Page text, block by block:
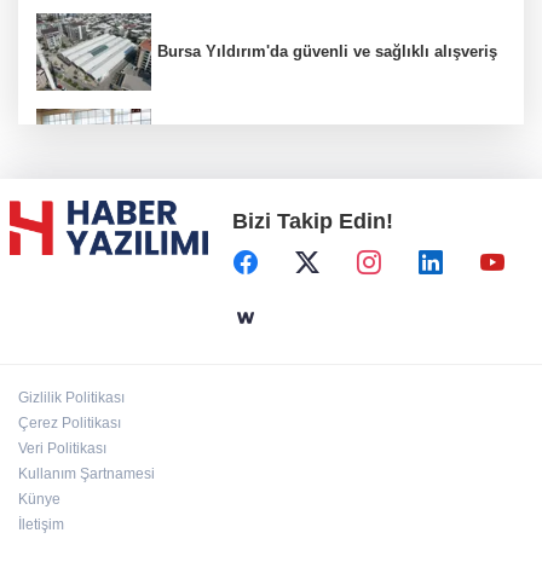
Bursa Yıldırım'da güvenli ve sağlıklı alışveriş
Başkent'in göletlerinde temizlik ve bakım
sürüyor
Bizi Takip Edin!
Gizlilik Politikası
Çerez Politikası
Veri Politikası
Kullanım Şartnamesi
Künye
İletişim